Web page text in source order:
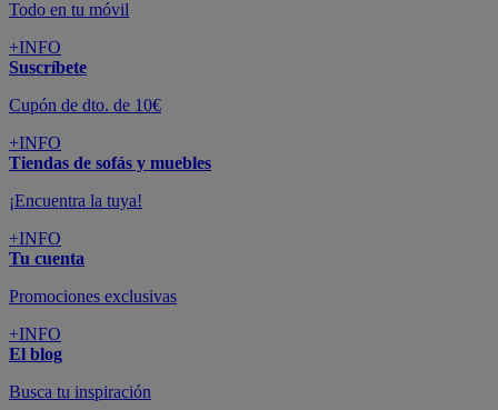
Todo en tu móvil
+INFO
Suscríbete
Cupón de dto. de 10€
+INFO
Tiendas de sofás y muebles
¡Encuentra la tuya!
+INFO
Tu cuenta
Promociones exclusivas
+INFO
El blog
Busca tu inspiración